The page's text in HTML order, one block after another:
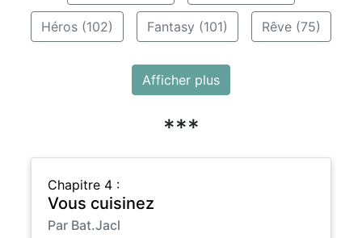
Héros (102) Fantasy (101) Rêve (75)
Afficher plus
***
Chapitre 4 :
Vous cuisinez
Par Bat.Jacl